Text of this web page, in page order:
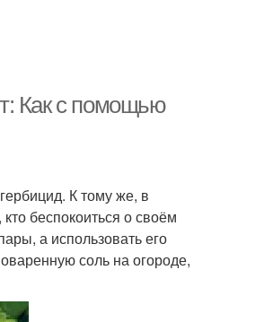
Как с помощью
К тому же, в
беспокоиться о своём
а использовать его
соль на огороде,